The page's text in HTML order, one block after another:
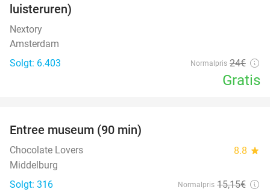
luisteruren)
Nextory
Amsterdam
Solgt: 6.403
Normalpris 24€
Gratis
Entree museum (90 min)
Chocolate Lovers 8.8 star
Middelburg
Solgt: 316
Normalpris 15,15€